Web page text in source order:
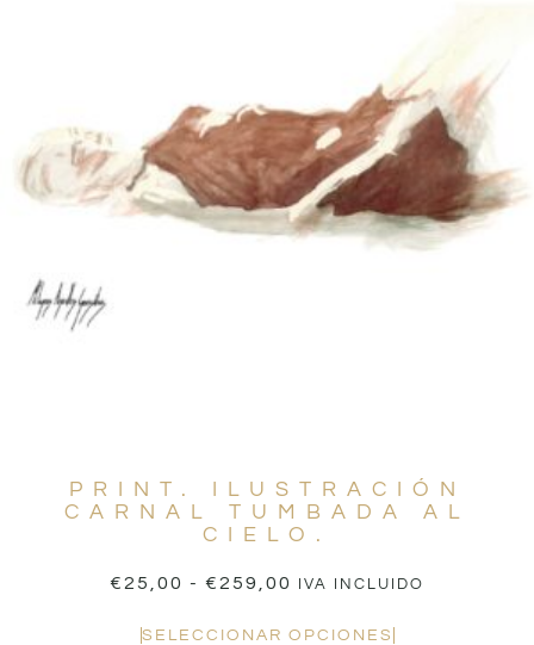
PRINT. ILUSTRACIÓN
CARNAL TUMBADA AL
CIELO.
€25,00 - €259,00 IVA INCLUIDO
SELECCIONAR OPCIONES